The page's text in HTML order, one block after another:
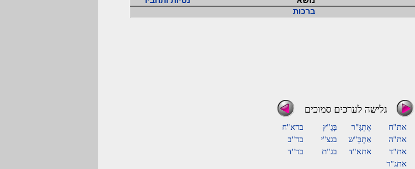
ברכות
גלישה לערכים סמוכים
את"ח אֶתְגָּ"ר בָּגָ"ץ
בדא"ח
את"ה
אַתְבָּ"ש בגצ"י
בד"ב
את"ד
אתא"ד בג"ת
בד"ד
אתג"ר